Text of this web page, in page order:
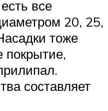
все
20, 25,
тоже
составляет